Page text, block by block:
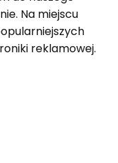
Na miejscu
reklamowej.